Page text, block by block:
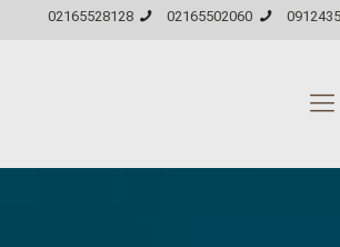
02165502060
02165528128